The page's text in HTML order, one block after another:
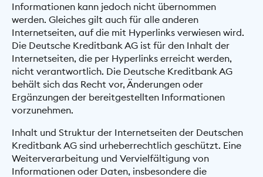
Informationen kann jedoch nicht übernommen
werden. Gleiches gilt auch für alle anderen
Internetseiten, auf die mit Hyperlinks verwiesen wird.
Die Deutsche Kreditbank AG ist für den Inhalt der
Internetseiten, die per Hyperlinks erreicht werden,
nicht verantwortlich. Die Deutsche Kreditbank AG
behält sich das Recht vor, Änderungen oder
Ergänzungen der bereitgestellten Informationen
vorzunehmen.
Inhalt und Struktur der Internetseiten der Deutschen
Kreditbank AG sind urheberrechtlich geschützt. Eine
Weiterverarbeitung und Vervielfältigung von
Informationen oder Daten, insbesondere die